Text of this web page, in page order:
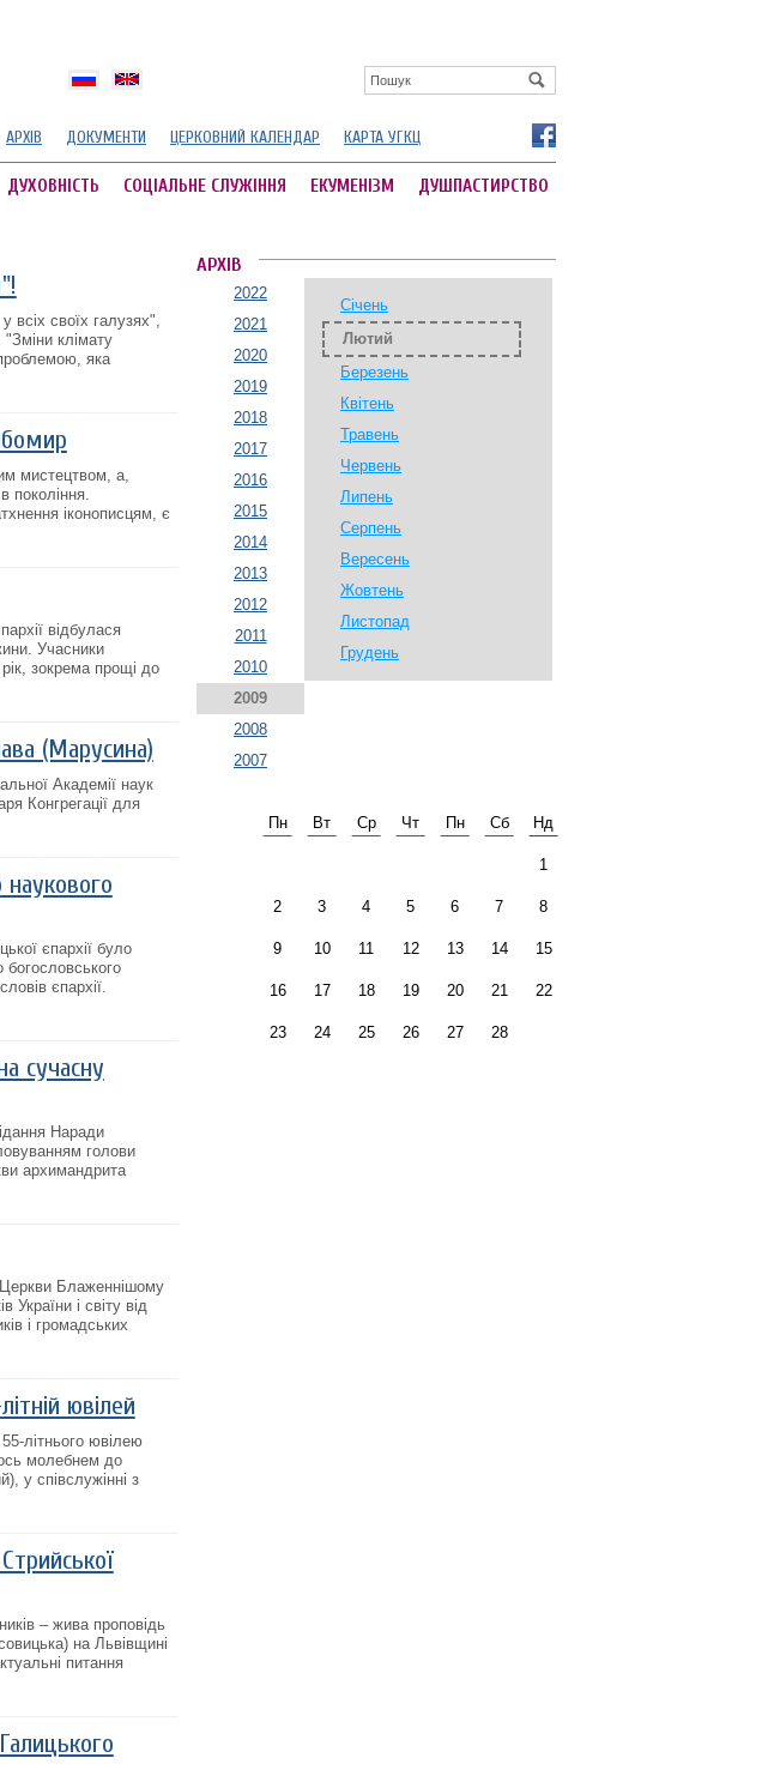
АРХІВ ДОКУМЕНТИ ЦЕРКОВНИЙ КАЛЕНДАР КАРТА УГКЦ
ДУХОВНІСТЬ СОЦІАЛЬНЕ СЛУЖІННЯ ЕКУМЕНІЗМ ДУШПАСТИРСТВО
всіх своїх галузях",
клімату
яка
мистецтвом, а,
покоління.
іконописцям, є
відбулася
Учасники
зокрема прощі до
(Марусина)
Академії наук
Конгрегації для
наукового
єпархії було
богословського
єпархії.
сучасну
Наради
голови
архимандрита
Церкви Блаженнішому
і світу від
і громадських
ювілей
літнього ювілею
молебнем до
у співслужінні з
– жива проповідь
на Львівщині
питання
АРХІВ
2022
2021
2020
2019
2018
2017
2016
2015
2014
2013
2012
2011
2010
2009
2008
2007
Січень
Лютий
Березень
Квітень
Травень
Червень
Липень
Серпень
Вересень
Жовтень
Листопад
Грудень
Пн Вт Ср Чт Пн Сб Нд
1
2 3 4 5 6 7 8
9 10 11 12 13 14 15
16 17 18 19 20 21 22
23 24 25 26 27 28